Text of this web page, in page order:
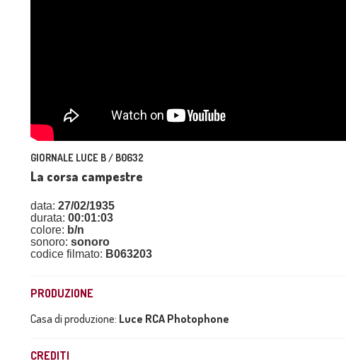
GIORNALE LUCE B / B0632
La corsa campestre
data: 27/02/1935
durata: 00:01:03
colore: b/n
sonoro: sonoro
codice filmato: B063203
PRODUZIONE
Casa di produzione: Luce RCA Photophone
CREDITI